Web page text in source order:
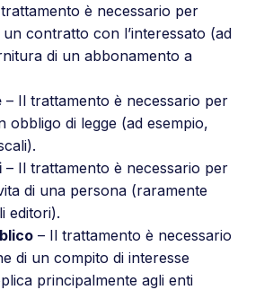
è necessario per
un contratto con l’interessato (ad
di un abbonamento a
– Il trattamento è necessario per
obbligo di legge (ad esempio,
– Il trattamento è necessario per
di una persona (raramente
editori).
– Il trattamento è necessario
di un compito di interesse
principalmente agli enti